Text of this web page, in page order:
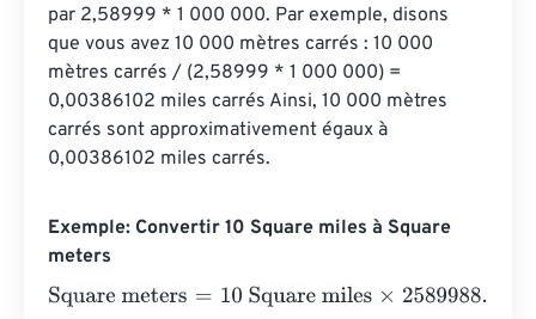
par 2,58999 * 1 000 000. Par exemple, disons
que vous avez 10 000 mètres carrés : 10 000
mètres carrés / (2,58999 * 1 000 000) =
0,00386102 miles carrés Ainsi, 10 000 mètres
carrés sont approximativement égaux à
0,00386102 miles carrés.
Exemple: Convertir 10 Square miles à Square
meters
Square meters= 10 Square miles×2589988.110336